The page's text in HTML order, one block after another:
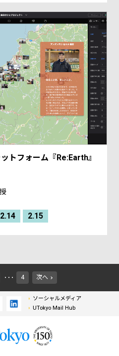
トフォーム『Re:Earth』
2.14 2.15
・・・ 4 次へ
ソーシャルメディア
UTokyo Mail Hub